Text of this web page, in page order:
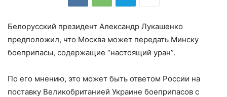
Белорусский президент Александр Лукашенко
предположил, что Москва может передать Минску
боеприпасы, содержащие “настоящий уран”.
По его мнению, это может быть ответом России на
поставку Великобританией Украине боеприпасов с